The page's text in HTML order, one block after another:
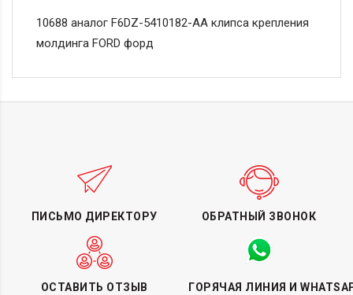
10688 аналог F6DZ-5410182-AA клипса крепления
молдинга FORD форд
ПИСЬМО ДИРЕКТОРУ ОБРАТНЫЙ ЗВОНОК
ОСТАВИТЬ ОТЗЫВ ГОРЯЧАЯ ЛИНИЯ И